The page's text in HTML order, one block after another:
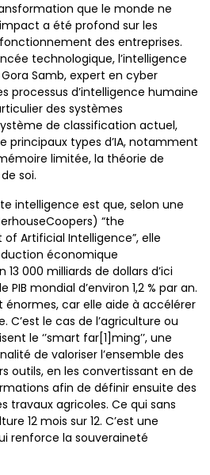
que le monde ne
a été profond sur les
des entreprises.
technologique, l’intelligence
Samb, expert en cyber
processus d’intelligence humaine
des systèmes
de classification actuel,
principaux types d’IA, notamment
limitée, la théorie de
soi.
intelligence est que, selon une
“the
Artificial Intelligence”, elle
économique
000 milliards de dollars d’ici
mondial d’environ 1,2 % par an.
énormes, car elle aide à accélérer
le cas de l’agriculture ou
le ‘’smart far[1]ming’’, une
de valoriser l’ensemble des
outils, en les convertissant en de
afin de définir ensuite des
travaux agricoles. Ce qui sans
12 mois sur 12. C’est une
renforce la souveraineté